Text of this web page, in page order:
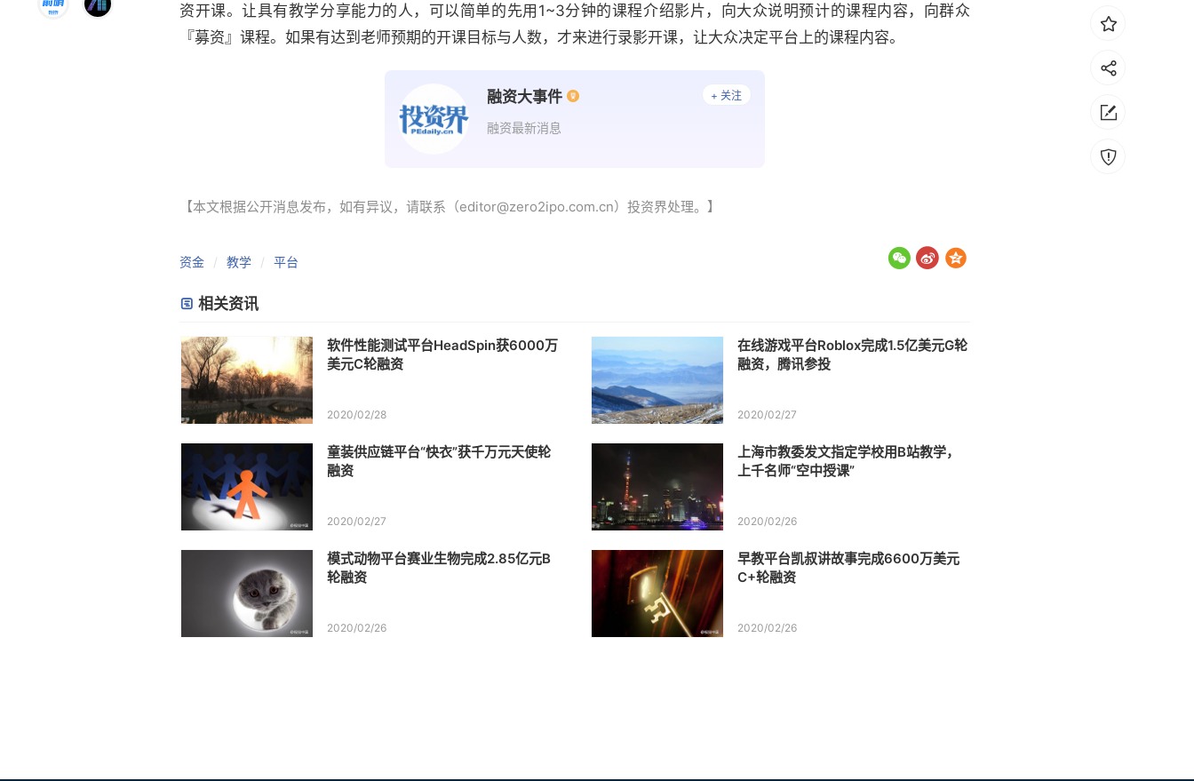
资开课。让具有教学分享能力的人，可以简单的先用1~3分钟的课程介绍影片，向大众说明预计的课程内容，向群众
『募资』课程。如果有达到老师预期的开课目标与人数，才来进行录影开课，让大众决定平台上的课程内容。
融资大事件
融资最新消息
+ 关注
【本文根据公开消息发布，如有异议，请联系（editor@zero2ipo.com.cn）投资界处理。】
资金 教学 平台
相关资讯
软件性能测试平台HeadSpin获6000万
美元C轮融资
2020/02/28
在线游戏平台Roblox完成1.5亿美元G轮
融资，腾讯参投
2020/02/27
童装供应链平台“快衣”获千万元天使轮
融资
2020/02/27
上海市教委发文指定学校用B站教学，
上千名师“空中授课”
2020/02/26
模式动物平台赛业生物完成2.85亿元B
轮融资
2020/02/26
​早教平台凯叔讲故事完成6600万美元
C+轮融资
2020/02/26